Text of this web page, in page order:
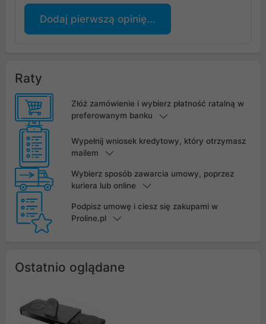
Dodaj pierwszą opinię...
Raty
Złóż zamówienie i wybierz płatność ratalną w
preferowanym banku
Wypełnij wniosek kredytowy, który otrzymasz
mailem
Wybierz sposób zawarcia umowy, poprzez
kuriera lub online
Podpisz umowę i ciesz się zakupami w
Proline.pl
Ostatnio oglądane